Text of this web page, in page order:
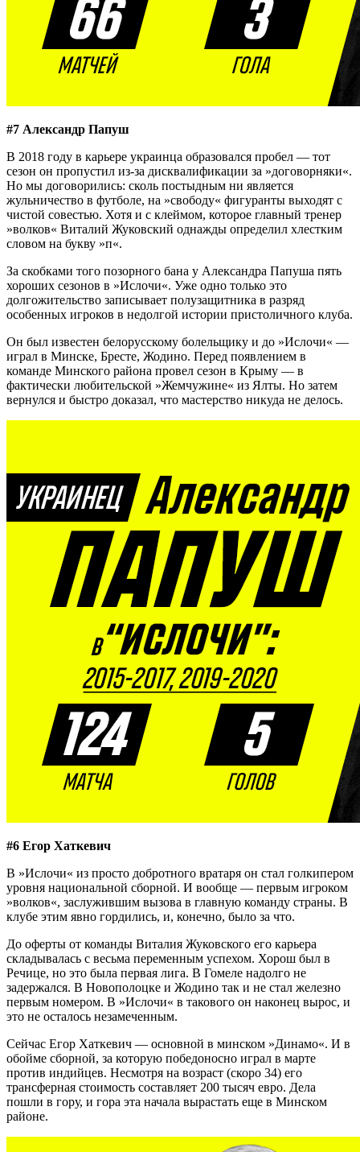
#7 Александр Папуш
В 2018 году в карьере украинца образовался пробел — тот
сезон он пропустил из-за дисквалификации за »договорняки«.
Но мы договорились: сколь постыдным ни является
жульничество в футболе, на »свободу« фигуранты выходят с
чистой совестью. Хотя и с клеймом, которое главный тренер
»волков« Виталий Жуковский однажды определил хлестким
словом на букву »п«.
За скобками того позорного бана у Александра Папуша пять
хороших сезонов в »Ислочи«. Уже одно только это
долгожительство записывает полузащитника в разряд
особенных игроков в недолгой истории пристоличного клуба.
Он был известен белорусскому болельщику и до »Ислочи« —
играл в Минске, Бресте, Жодино. Перед появлением в
команде Минского района провел сезон в Крыму — в
фактически любительской »Жемчужине« из Ялты. Но затем
вернулся и быстро доказал, что мастерство никуда не делось.
#6 Егор Хаткевич
В »Ислочи« из просто добротного вратаря он стал голкипером
уровня национальной сборной. И вообще — первым игроком
»волков«, заслужившим вызова в главную команду страны. В
клубе этим явно гордились, и, конечно, было за что.
До оферты от команды Виталия Жуковского его карьера
складывалась с весьма переменным успехом. Хорош был в
Речице, но это была первая лига. В Гомеле надолго не
задержался. В Новополоцке и Жодино так и не стал железно
первым номером. В »Ислочи« в такового он наконец вырос, и
это не осталось незамеченным.
Сейчас Егор Хаткевич — основной в минском »Динамо«. И в
обойме сборной, за которую победоносно играл в марте
против индийцев. Несмотря на возраст (скоро 34) его
трансферная стоимость составляет 200 тысяч евро. Дела
пошли в гору, и гора эта начала вырастать еще в Минском
районе.